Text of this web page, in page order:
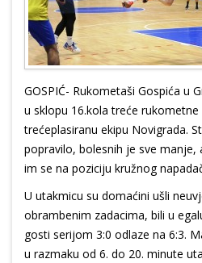
GOSPIĆ- Rukometaši Gospića u
u sklopu 16.kola treće
trećeplasiranu ekipu Novigrada.
popravilo, bolesnih je sve manje,
im se na poziciju kružnog
U utakmicu su domaćini ušli
obrambenim zadacima, bili u
gosti serijom 3:0 odlaze na 6:3.
u razmaku od 6. do 20. minute